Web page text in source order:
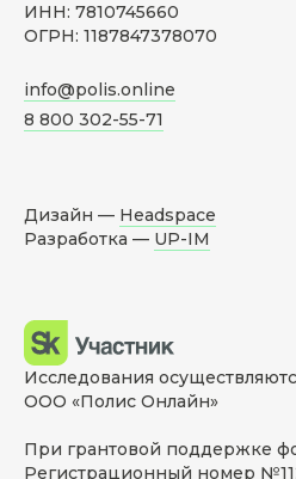
ИНН: 7810745660
ОГРН: 1187847378070
info@polis.online
8 800 302-55-71
Дизайн — Headspace
Разработка — UP-IM
Исследования
ООО «Полис Онлайн»
При грантовой поддержке
Регистрационный номер